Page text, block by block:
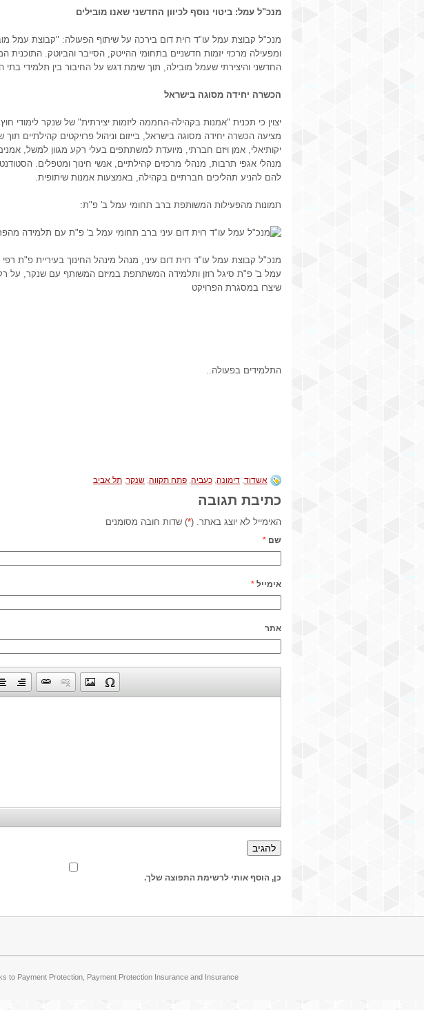
מנכ"ל עמל: ביטוי נוסף לכיוון החדשני שאנו מובילים
מנכ"ל קבוצת עמל עו"ד רוית דום בירכה על שיתוף הפעולה: "קבוצת עמל
ומפעילה מרכזי יזמות חדשניים בתחומי ההייטק, הסייבר והביוטק. התוכנית
החדשני והיצירתי שעמל מובילה, תוך שימת דגש על החיבור בין תלמידי
הכשרה יחידה מסוגה בישראל
יצוין כי תכנית "אמנות בקהילה-החממה ליזמות יצירתית" של שנקר לימודי
מציעה הכשרה יחידה מסוגה בישראל, בייזום וניהול פרויקטים קהילתיים
יקותיאלי, אמן ויזם חברתי, מיועדת למשתתפים בעלי רקע מגוון למשל,
מנהלי אגפי תרבות, מנהלי מרכזים קהילתיים, אנשי חינוך ומטפלים.
להם להניע תהליכים חברתיים בקהילה, באמצעות אמנות שיתופית.
תמונות מהפעילות המשותפת ברב תחומי עמל ב' פ"ת:
מנכ"ל קבוצת עמל עו"ד רוית דום עיני, מנהל מינהל החינוך בעיריית פ"ת
עמל ב' פ"ת סיגל רוזן ותלמידה המשתתפת במיזם המשותף עם שנקר, על
שיצרו במסגרת הפרויקט
התלמידים בפעולה..
אשדוד, דימונה, כעביה, פתח תקווה, שנקר, תל אביב
כתיבת תגובה
האימייל לא יוצג באתר. (*) שדות חובה מסומנים
שם *
אימייל *
אתר
כן, הוסף אותי לרשימת התפוצה שלך.
to Payment Protection Payment Protection Insurance and Insurance